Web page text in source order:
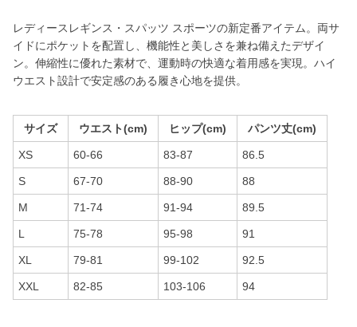
レディースレギンス・スパッツ スポーツの新定番アイテム。両サ
イドにポケットを配置し、機能性と美しさを兼ね備えたデザイ
ン。伸縮性に優れた素材で、運動時の快適な着用感を実現。ハイ
ウエスト設計で安定感のある履き心地を提供。
サイズ ウエスト(cm) ヒップ(cm) パンツ丈(cm)
XS 60-66 83-87 86.5
S 67-70 88-90 88
M 71-74 91-94 89.5
L 75-78 95-98 91
XL 79-81 99-102 92.5
XXL 82-85 103-106 94